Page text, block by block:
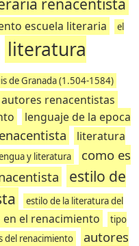
escuela literaria el
literatura
de Granada (1.504-1584)
autores renacentistas
lenguaje de la epoca
literatura
y literatura
como es
estilo de
estilo de la literatura del
el renacimiento
tipo
del renacimiento
autores